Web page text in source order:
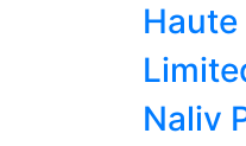
Naliv